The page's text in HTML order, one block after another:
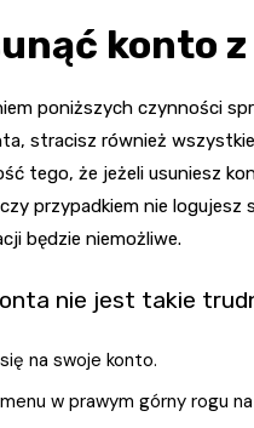
konto z
poniższych czynności
stracisz również
tego, że jeżeli usuniesz
przypadkiem nie
będzie niemożliwe.
nie jest takie
na swoje konto.
w prawym górny rogu